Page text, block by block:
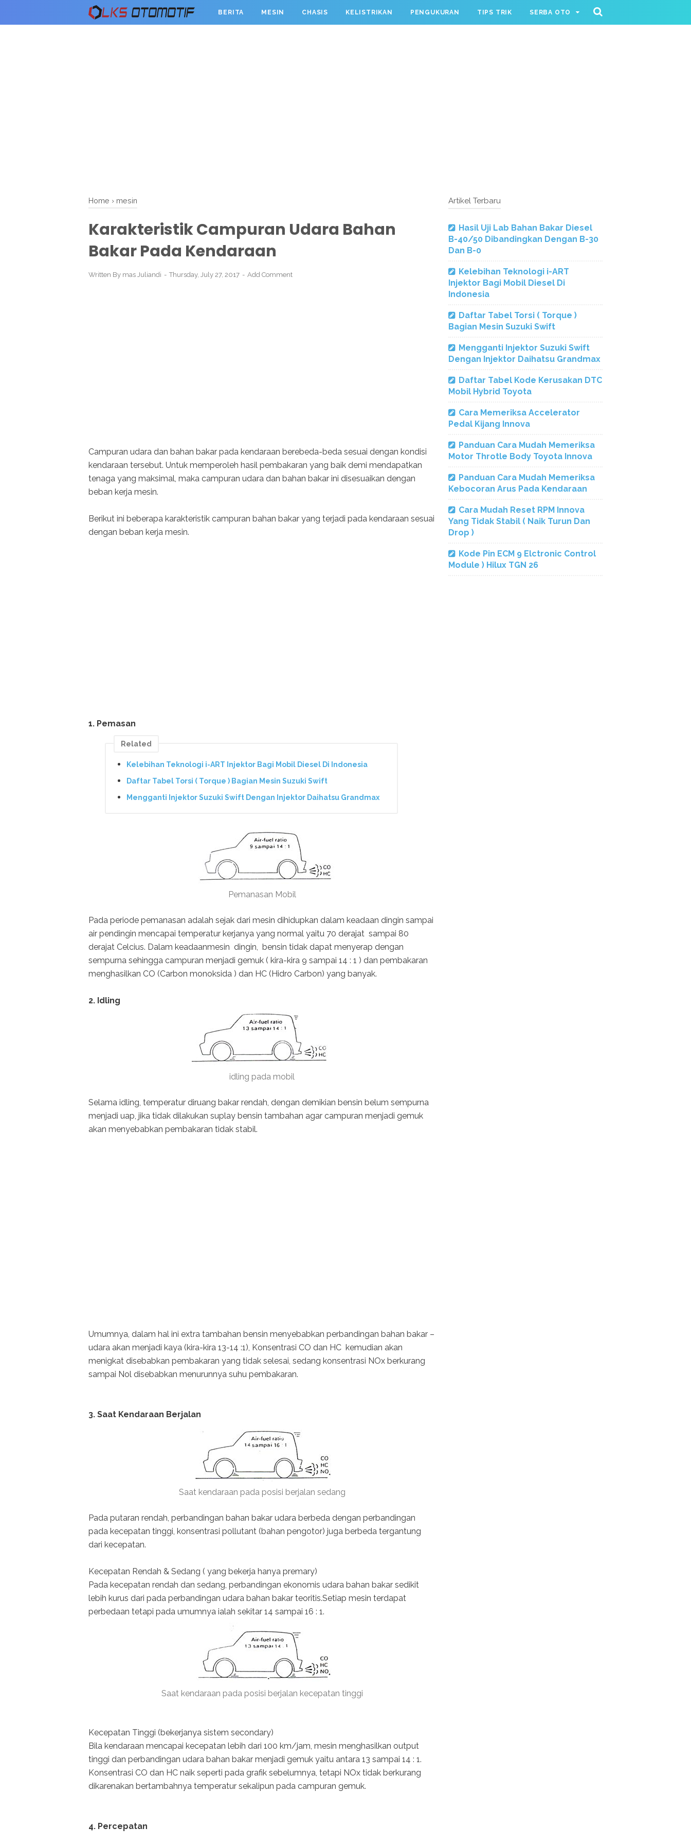
BERITA MESIN CHASIS KELISTRIKAN PENGUKURAN TIPS TRIK SERBA OTO
Home › mesin
Karakteristik Campuran Udara Bahan
Bakar Pada Kendaraan
Written By mas Juliandi Thursday, July 27, 2017 Add Comment
Campuran udara dan bahan bakar pada kendaraan berebeda-beda sesuai dengan kondisi
kendaraan tersebut. Untuk memperoleh hasil pembakaran yang baik demi mendapatkan
tenaga yang maksimal, maka campuran udara dan bahan bakar ini disesuaikan dengan
beban kerja mesin.
Berikut ini beberapa karakteristik campuran bahan bakar yang terjadi pada kendaraan sesuai
dengan beban kerja mesin.
1. Pemasan
Related
Kelebihan Teknologi i-ART Injektor Bagi Mobil Diesel Di Indonesia
Daftar Tabel Torsi ( Torque ) Bagian Mesin Suzuki Swift
Mengganti Injektor Suzuki Swift Dengan Injektor Daihatsu Grandmax
Pemanasan Mobil
Pada periode pemanasan adalah sejak dari mesin dihidupkan dalam keadaan dingin sampai
air pendingin mencapai temperatur kerjanya yang normal yaitu 70 derajat sampai 80
derajat Celcius. Dalam keadaanmesin dingin, bensin tidak dapat menyerap dengan
sempurna sehingga campuran menjadi gemuk ( kira-kira 9 sampai 14 : 1 ) dan pembakaran
menghasilkan CO (Carbon monoksida ) dan HC (Hidro Carbon) yang banyak.
2. Idling
idling pada mobil
Selama idling, temperatur diruang bakar rendah, dengan demikian bensin belum sempurna
menjadi uap, jika tidak dilakukan suplay bensin tambahan agar campuran menjadi gemuk
akan menyebabkan pembakaran tidak stabil.
Umumnya, dalam hal ini extra tambahan bensin menyebabkan perbandingan bahan bakar –
udara akan menjadi kaya (kira-kira 13-14 :1), Konsentrasi CO dan HC kemudian akan
menigkat disebabkan pembakaran yang tidak selesai, sedang konsentrasi NOx berkurang
sampai Nol disebabkan menurunnya suhu pembakaran.
3. Saat Kendaraan Berjalan
Saat kendaraan pada posisi berjalan sedang
Pada putaran rendah, perbandingan bahan bakar udara berbeda dengan perbandingan
pada kecepatan tinggi, konsentrasi pollutant (bahan pengotor) juga berbeda tergantung
dari kecepatan.
Kecepatan Rendah & Sedang ( yang bekerja hanya premary)
Pada kecepatan rendah dan sedang, perbandingan ekonomis udara bahan bakar sedikit
lebih kurus dari pada perbandingan udara bahan bakar teoritis.Setiap mesin terdapat
perbedaan tetapi pada umumnya ialah sekitar 14 sampai 16 : 1.
Saat kendaraan pada posisi berjalan kecepatan tinggi
Kecepatan Tinggi (bekerjanya sistem secondary)
Bila kendaraan mencapai kecepatan lebih dari 100 km/jam, mesin menghasilkan output
tinggi dan perbandingan udara bahan bakar menjadi gemuk yaitu antara 13 sampai 14 : 1.
Konsentrasi CO dan HC naik seperti pada grafik sebelumnya, tetapi NOx tidak berkurang
dikarenakan bertambahnya temperatur sekalipun pada campuran gemuk.
4. Percepatan
Artikel Terbaru
Hasil Uji Lab Bahan Bakar Diesel
B-40/50 Dibandingkan Dengan B-30
Dan B-0
Kelebihan Teknologi i-ART
Injektor Bagi Mobil Diesel Di
Indonesia
Daftar Tabel Torsi ( Torque )
Bagian Mesin Suzuki Swift
Mengganti Injektor Suzuki Swift
Dengan Injektor Daihatsu Grandmax
Daftar Tabel Kode Kerusakan DTC
Mobil Hybrid Toyota
Cara Memeriksa Accelerator
Pedal Kijang Innova
Panduan Cara Mudah Memeriksa
Motor Throtle Body Toyota Innova
Panduan Cara Mudah Memeriksa
Kebocoran Arus Pada Kendaraan
Cara Mudah Reset RPM Innova
Yang Tidak Stabil ( Naik Turun Dan
Drop )
Kode Pin ECM 9 Elctronic Control
Module ) Hilux TGN 26